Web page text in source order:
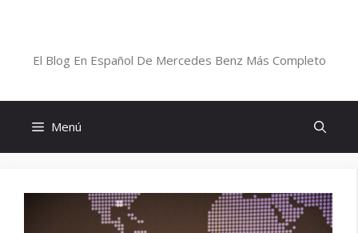
El Blog En Español De Mercedes Benz Más Completo
Menú